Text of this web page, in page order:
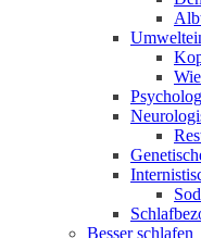
Besser schlafen